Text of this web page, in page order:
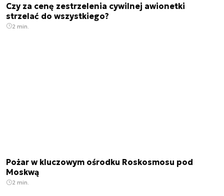
Czy za cenę zestrzelenia cywilnej awionetki
strzelać do wszystkiego?
2 min.
Pożar w kluczowym ośrodku Roskosmosu pod
Moskwą
2 min.